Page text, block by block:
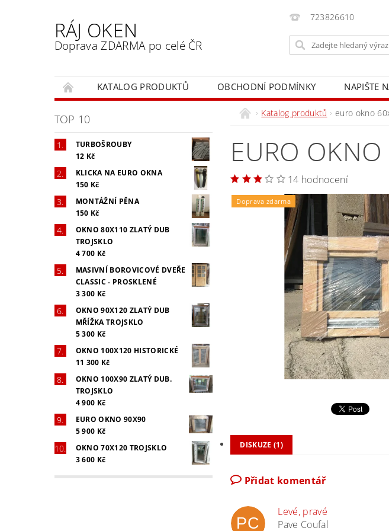
RÁJ OKEN
Doprava ZDARMA po celé ČR
723826610
KATALOG PRODUKTŮ OBCHODNÍ PODMÍNKY NAPIŠTE
TOP 10
TURBOŠROUBY
12 Kč
KLICKA NA EURO OKNA
150 Kč
MONTÁŽNÍ PĚNA
150 Kč
OKNO 80X110 ZLATÝ DUB
TROJSKLO
4 700 Kč
MASIVNÍ BOROVICOVÉ DVEŘE
CLASSIC - PROSKLENÉ
3 300 Kč
OKNO 90X120 ZLATÝ DUB
MŘÍŽKA TROJSKLO
5 300 Kč
OKNO 100X120 HISTORICKÉ
11 300 Kč
OKNO 100X90 ZLATÝ DUB.
TROJSKLO
4 900 Kč
EURO OKNO 90X90
5 900 Kč
OKNO 70X120 TROJSKLO
3 600 Kč
Katalog produktů euro okno
EURO
14 hodnocení
Doprava zdarma
DISKUZE (1)
Přidat komentář
PC
Levé, pravé
Pave Coufal